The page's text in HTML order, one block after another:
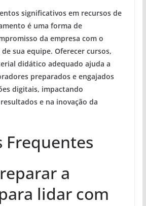
significativos em recursos de
é uma forma de
da empresa com o
sua equipe. Oferecer cursos,
didático adequado ajuda a
preparados e engajados
digitais, impactando
e na inovação da
Frequentes
a
lidar com